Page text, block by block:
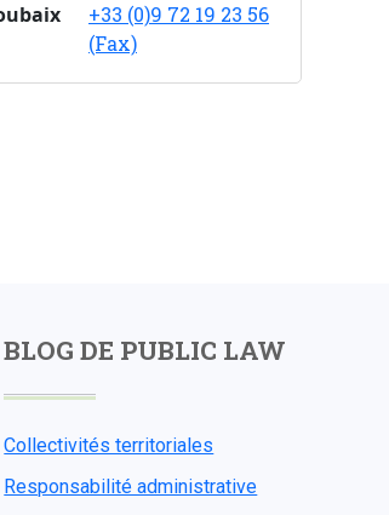
+33 (0)9 72 19 23 56
(Fax)
BLOG DE PUBLIC LAW
Collectivités territoriales
Responsabilité administrative